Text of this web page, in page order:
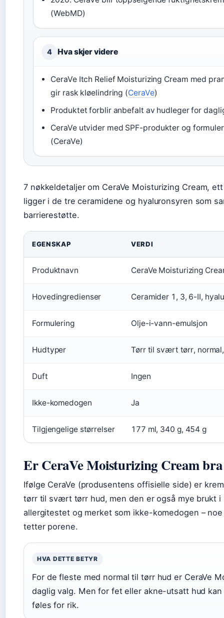
(WebMD)
4 Hva skjer videre
CeraVe Itch Relief Moisturizing Cream med
gir rask kløelindring (CeraVe)
Produktet forblir anbefalt av hudleger for
CeraVe utvider med SPF-produkter og
(CeraVe)
7 nøkkeldetaljer om CeraVe Moisturizing Cream,
ligger i de tre ceramidene og hyaluronsyren som
barrierestøtte.
EGENSKAP VERDI
Produktnavn CeraVe Moisturizing
Hovedingredienser Ceramider 1, 3, 6-II,
Formulering Olje-i-vann-emulsjon
Hudtyper Tørr til svært tørr,
Duft Ingen
Ikke-komedogen Ja
Tilgjengelige størrelser 177 ml, 340 g, 454 g
Er CeraVe Moisturizing Cream
Ifølge CeraVe (produsentens offisielle side) er
tørr til svært tørr hud, men den er også mye brukt
allergitestet og merket som ikke-komedogen –
tetter porene.
HVA DETTE BETYR
For de fleste med normal til tørr hud er CeraVe
daglig valg. Men for fet eller akne-utsatt hud
føles for rik.